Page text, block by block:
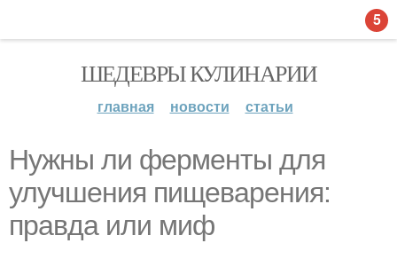
ШЕДЕВРЫ КУЛИНАРИИ
главная новости статьи
Нужны ли ферменты для
улучшения пищеварения:
правда или миф
5